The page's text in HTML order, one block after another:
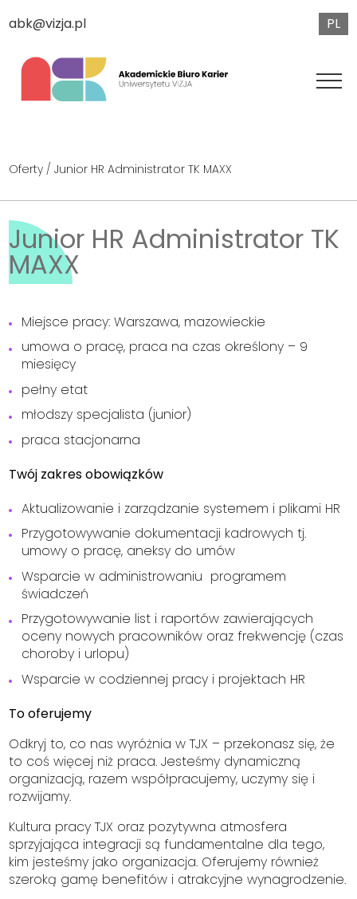
abk@vizja.pl PL
Oferty / Junior HR Administrator TK MAXX
Junior HR Administrator TK
MAXX
Miejsce pracy: Warszawa, mazowieckie
umowa o pracę, praca na czas określony – 9
miesięcy
pełny etat
młodszy specjalista (junior)
praca stacjonarna
Twój zakres obowiązków
Aktualizowanie i zarządzanie systemem i plikami HR
Przygotowywanie dokumentacji kadrowych tj.
umowy o pracę, aneksy do umów
Wsparcie w administrowaniu programem
świadczeń
Przygotowywanie list i raportów zawierających
oceny nowych pracowników oraz frekwencję (czas
choroby i urlopu)
Wsparcie w codziennej pracy i projektach HR
To oferujemy
Odkryj to, co nas wyróżnia w TJX – przekonasz się, że
to coś więcej niż praca. Jesteśmy dynamiczną
organizacją, razem współpracujemy, uczymy się i
rozwijamy.
Kultura pracy TJX oraz pozytywna atmosfera
sprzyjająca integracji są fundamentalne dla tego,
kim jesteśmy jako organizacja. Oferujemy również
szeroką gamę benefitów i atrakcyjne wynagrodzenie.